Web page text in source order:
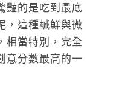
豔的是吃到最底
，這種鹹鮮與微
相當特別，完全
意分數最高的一